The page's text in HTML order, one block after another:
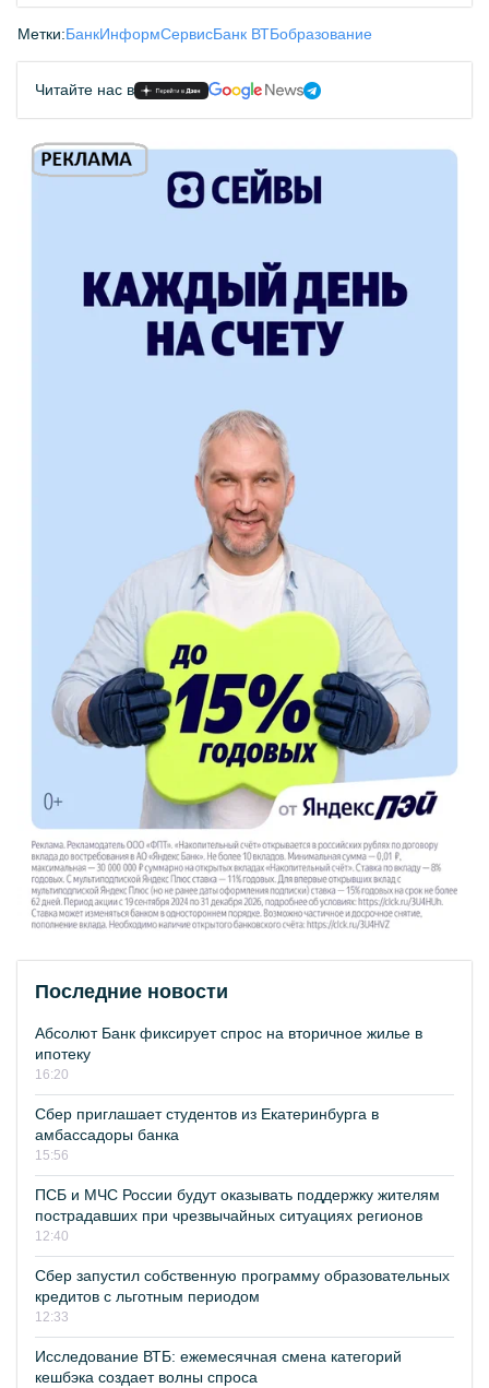
Метки:БанкИнформСервисБанк ВТБобразование
Читайте нас в
Последние новости
Абсолют Банк фиксирует спрос на вторичное жилье в
ипотеку
16:20
Сбер приглашает студентов из Екатеринбурга в
амбассадоры банка
15:56
ПСБ и МЧС России будут оказывать поддержку жителям
пострадавших при чрезвычайных ситуациях регионов
12:40
Сбер запустил собственную программу образовательных
кредитов с льготным периодом
12:33
Исследование ВТБ: ежемесячная смена категорий
кешбэка создает волны спроса